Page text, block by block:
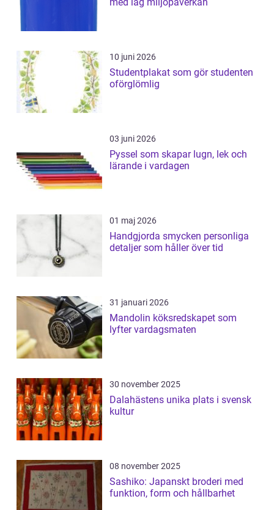
10 juni 2026
Studentplakat som gör studenten
oförglömlig
03 juni 2026
Pyssel som skapar lugn, lek och
lärande i vardagen
01 maj 2026
Handgjorda smycken personliga
detaljer som håller över tid
31 januari 2026
Mandolin köksredskapet som
lyfter vardagsmaten
30 november 2025
Dalahästens unika plats i svensk
kultur
08 november 2025
Sashiko: Japanskt broderi med
funktion, form och hållbarhet